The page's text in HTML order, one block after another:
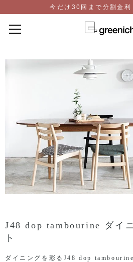
ン
今だけ30回まで分割金利
J48 dop tambourine ダイ
ト
ダイニングを彩るJ48 dop tambourine